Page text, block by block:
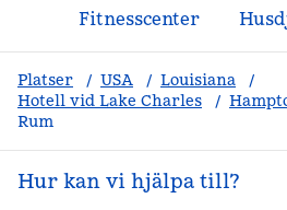
Fitnesscenter
Platser / USA / Louisiana
/
Hotell vid Lake Charles
/
Rum
Hur kan vi hjälpa till?